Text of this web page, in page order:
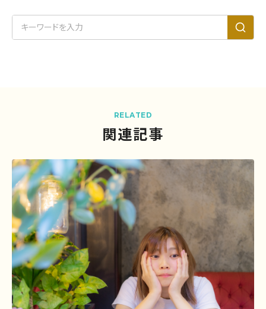
RELATED
関連記事